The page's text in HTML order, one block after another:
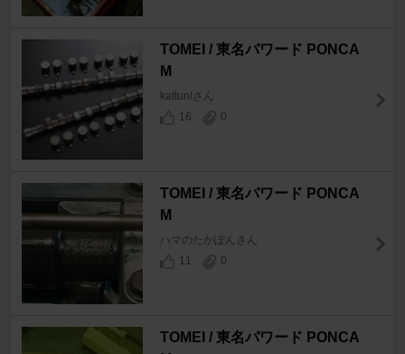
TOMEI / 東名パワード PONCA
M
kattun!さん
16
0
TOMEI / 東名パワード PONCA
M
ハマのたかぽんさん
11
0
TOMEI / 東名パワード PONCA